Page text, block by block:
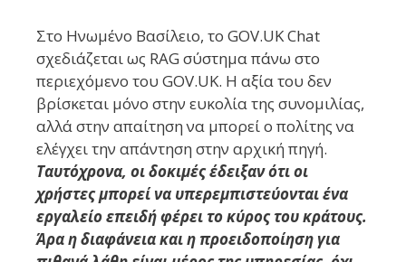
Στο Ηνωμένο Βασίλειο, το GOV.UK Chat
σχεδιάζεται ως RAG σύστημα πάνω στο
περιεχόμενο του GOV.UK. Η αξία του δεν
βρίσκεται μόνο στην ευκολία της συνομιλίας,
αλλά στην απαίτηση να μπορεί ο πολίτης να
ελέγχει την απάντηση στην αρχική πηγή.
Ταυτόχρονα, οι δοκιμές έδειξαν ότι οι
χρήστες μπορεί να υπερεμπιστεύονται ένα
εργαλείο επειδή φέρει το κύρος του κράτους.
Άρα η διαφάνεια και η προειδοποίηση για